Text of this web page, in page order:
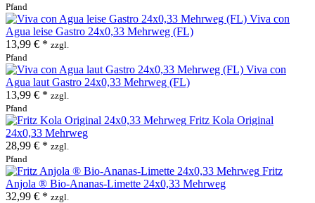
Pfand
Viva con
Agua leise Gastro 24x0,33 Mehrweg (FL)
13,99 € * zzgl.
Pfand
Viva con
Agua laut Gastro 24x0,33 Mehrweg (FL)
13,99 € * zzgl.
Pfand
Fritz Kola Original
24x0,33 Mehrweg
28,99 € * zzgl.
Pfand
Fritz
Anjola ® Bio-Ananas-Limette 24x0,33 Mehrweg
32,99 € * zzgl.